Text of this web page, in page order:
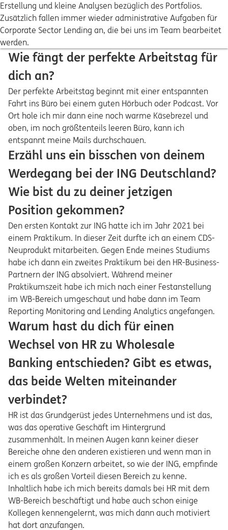
Erstellung und kleine Analysen bezüglich des Portfolios.
Zusätzlich fallen immer wieder administrative Aufgaben für
Corporate Sector Lending an, die bei uns im Team bearbeitet
werden.
Wie fängt der perfekte Arbeitstag für
dich an?
Der perfekte Arbeitstag beginnt mit einer entspannten
Fahrt ins Büro bei einem guten Hörbuch oder Podcast. Vor
Ort hole ich mir dann eine noch warme Käsebrezel und
oben, im noch größtenteils leeren Büro, kann ich
entspannt meine Mails durchschauen.
Erzähl uns ein bisschen von deinem
Werdegang bei der ING Deutschland?
Wie bist du zu deiner jetzigen
Position gekommen?
Den ersten Kontakt zur ING hatte ich im Jahr 2021 bei
einem Praktikum. In dieser Zeit durfte ich an einem CDS-
Neuprodukt mitarbeiten. Gegen Ende meines Studiums
habe ich dann ein zweites Praktikum bei den HR-Business-
Partnern der ING absolviert. Während meiner
Praktikumszeit habe ich mich nach einer Festanstellung
im WB-Bereich umgeschaut und habe dann im Team
Reporting Monitoring and Lending Analytics angefangen.
Warum hast du dich für einen
Wechsel von HR zu Wholesale
Banking entschieden? Gibt es etwas,
das beide Welten miteinander
verbindet?
HR ist das Grundgerüst jedes Unternehmens und ist das,
was das operative Geschäft im Hintergrund
zusammenhält. In meinen Augen kann keiner dieser
Bereiche ohne den anderen existieren und wenn man in
einem großen Konzern arbeitet, so wie der ING, empfinde
ich es als großen Vorteil diesen Bereich zu kenne.
Inhaltlich habe ich mich bereits damals bei HR mit dem
WB-Bereich beschäftigt und habe auch schon einige
Kollegen kennengelernt, was mich dann auch motiviert
hat dort anzufangen.